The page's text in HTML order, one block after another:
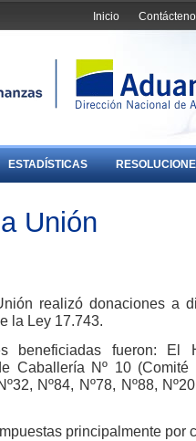
Inicio
ESTADÍSTICAS
Unión
realizó donaciones a
la Ley 17.743.
beneficiadas fueron: El
Caballería Nº 10
Nº84, Nº78, Nº88,
principalmente por